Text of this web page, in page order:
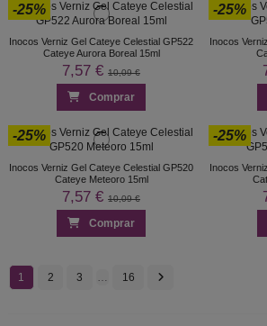
-25%
Inocos Verniz Gel Cateye Celestial GP522
Cateye Aurora Boreal 15ml
7,57 € 10,09 €
Comprar
-25%
Inocos
-25%
Inocos Verniz Gel Cateye Celestial GP520
Cateye Meteoro 15ml
7,57 € 10,09 €
Comprar
-25%
Inocos
1 2 3 … 16